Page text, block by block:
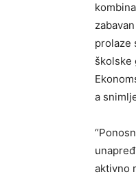
prolaze
školske
a
aktivno